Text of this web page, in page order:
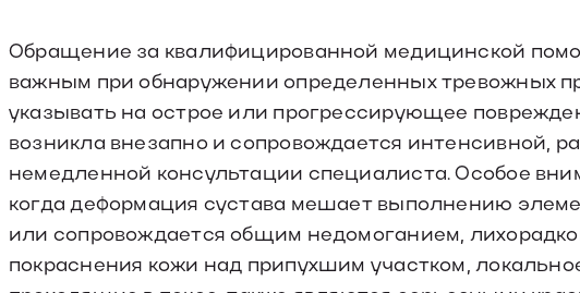
Обращение за квалифицированной медицинской
важным при обнаружении определенных тревожных
указывать на острое или прогрессирующее
возникла внезапно и сопровождается интенсивной,
немедленной консультации специалиста. Особое
когда деформация сустава мешает выполнению
или сопровождается общим недомоганием,
покраснения кожи над припухшим участком,